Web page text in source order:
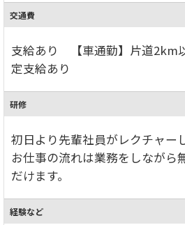
交通費
支給あり 【車通勤】片道2km
定支給あり
研修
初日より先輩社員がレクチャー
お仕事の流れは業務をしながら
だけます。
経験など